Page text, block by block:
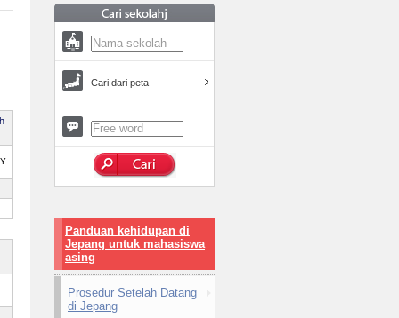
Cari dari peta
Panduan kehidupan di
Jepang untuk mahasiswa
asing
Prosedur Setelah Datang
di Jepang